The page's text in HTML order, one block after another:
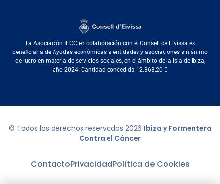
La Asociación IFCC en colaboración con el Consell de Eivissa es
beneficiaria de Ayudas económicas a entidades y asociaciones sin ánimo
de lucro en materia de servicios sociales, en el ámbito de la isla de Ibiza,
año 2024. Cantidad concedida 12.363,20 €
© Todos los derechos reservados 2026 Ibiza y Formentera
Contra el Cáncer
ContactoPrivacidadPolítica de Cookies